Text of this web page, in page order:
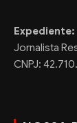
Expediente:
Jornalista
CNPJ: